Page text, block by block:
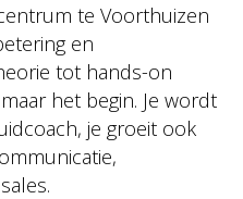
te Voorthuizen
en
tot hands-on
het begin. Je wordt
je groeit ook